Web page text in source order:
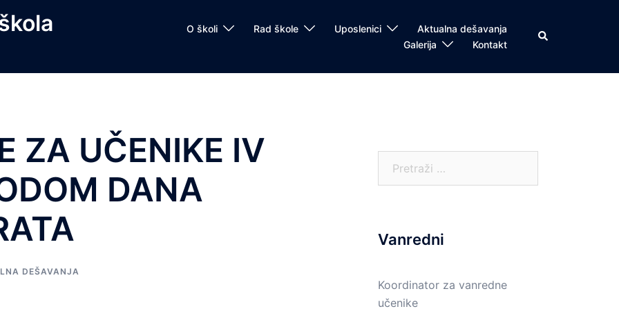
O školi Rad škole Uposlenici
Aktualna dešavanja
Galerija
Kontakt
Search
ZA UČENIKE IV
DANA
DEŠAVANJA
Vanredni
Koordinator za vanredne
učenike